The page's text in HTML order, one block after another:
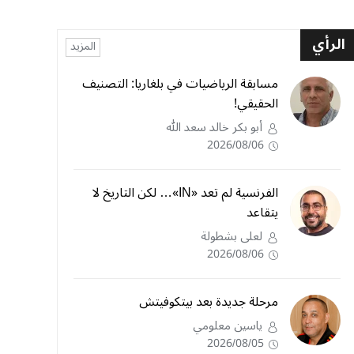
الرأي المزيد
مسابقة الرياضيات في بلغاريا: التصنيف
الحقيقي!
أبو بكر خالد سعد الله
2026/08/06
الفرنسية لم تعد «IN»… لكن التاريخ لا
يتقاعد
لعلى بشطولة
2026/08/06
مرحلة جديدة بعد بيتكوفيتش
ياسين معلومي
2026/08/05